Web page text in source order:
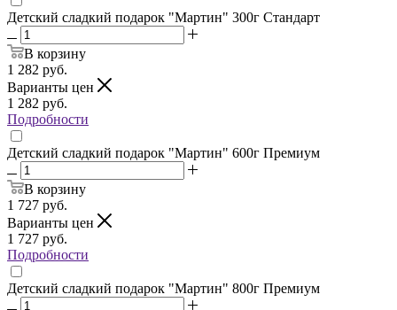
Детский сладкий подарок "Мартин" 300г Стандарт
В корзину
1 282 руб.
Варианты цен
1 282 руб.
Подробности
Детский сладкий подарок "Мартин" 600г Премиум
В корзину
1 727 руб.
Варианты цен
1 727 руб.
Подробности
Детский сладкий подарок "Мартин" 800г Премиум